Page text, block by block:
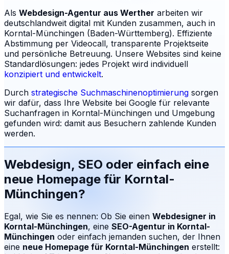
Als Webdesign-Agentur aus Werther arbeiten wir
deutschlandweit digital mit Kunden zusammen, auch in
Korntal-Münchingen (Baden-Württemberg). Effiziente
Abstimmung per Videocall, transparente Projektseite
und persönliche Betreuung. Unsere Websites sind keine
Standardlösungen: jedes Projekt wird individuell
konzipiert und entwickelt.
Durch strategische Suchmaschinenoptimierung sorgen
wir dafür, dass Ihre Website bei Google für relevante
Suchanfragen in Korntal-Münchingen und Umgebung
gefunden wird: damit aus Besuchern zahlende Kunden
werden.
Webdesign, SEO oder einfach eine
neue Homepage für Korntal-
Münchingen?
Egal, wie Sie es nennen: Ob Sie einen Webdesigner in
Korntal-Münchingen, eine SEO-Agentur in Korntal-
Münchingen oder einfach jemanden suchen, der Ihnen
eine neue Homepage für Korntal-Münchingen erstellt: